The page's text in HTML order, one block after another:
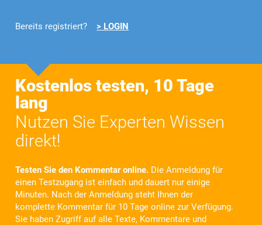
Bereits registriert? > LOGIN
Kostenlos testen, 10 Tage
lang
Nutzen Sie Experten Wissen
direkt!
Testen Sie den Kommentar online. Die Anmeldung für
einen Testzugang ist einfach und dauert nur einige
Minuten. Nach der Anmeldung steht Ihnen der
komplette Kommentar für 10 Tage online zur Verfügung.
Sie haben Zugriff auf alle Texte, Kommentare und